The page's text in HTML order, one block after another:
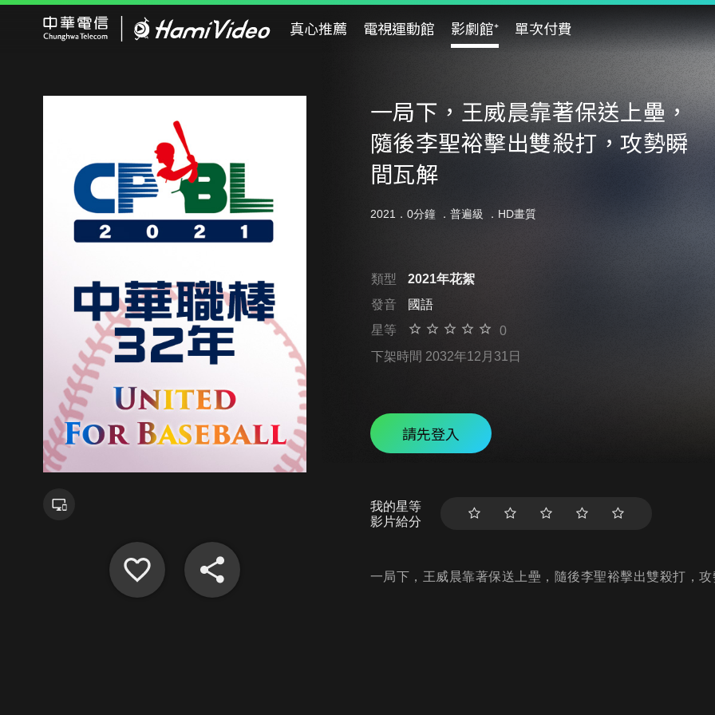
真心推薦 電視運動館 影劇館⁺ 單次付費
一局下，王威晨靠著保送上壘，
隨後李聖裕擊出雙殺打，攻勢瞬
間瓦解
2021．0分鐘 ． 普遍級 ．HD畫質
類型
2021年花絮
發音
國語
星等
0
下架時間 2032年12月31日
請先登入
我的星等
影片給分
一局下，王威晨靠著保送上壘，隨後李聖裕擊出雙殺打，